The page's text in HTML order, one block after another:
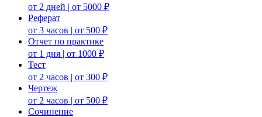
от 2 дней | от 5000 ₽
Реферат
от 3 часов | от 500 ₽
Отчет по практике
от 1 дня | от 1000 ₽
Тест
от 2 часов | от 300 ₽
Чертеж
от 2 часов | от 500 ₽
Сочинение